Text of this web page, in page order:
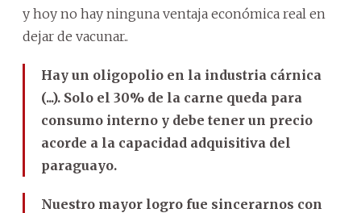
y hoy no hay ninguna ventaja económica real en
dejar de vacunar..
Hay un oligopolio en la industria cárnica
(...). Solo el 30% de la carne queda para
consumo interno y debe tener un precio
acorde a la capacidad adquisitiva del
paraguayo.
Nuestro mayor logro fue sincerarnos con